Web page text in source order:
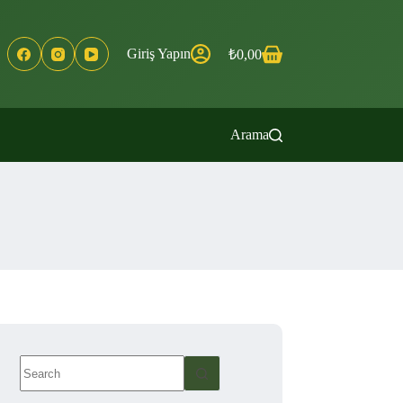
Giriş Yapın
Shopping
₺0,00
Arama
results